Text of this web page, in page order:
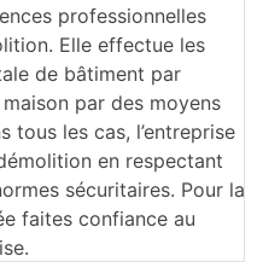
professionnelles
Elle effectue les
de bâtiment par
par des moyens
tous les cas, l’entreprise
en respectant
sécuritaires. Pour la
faites confiance au